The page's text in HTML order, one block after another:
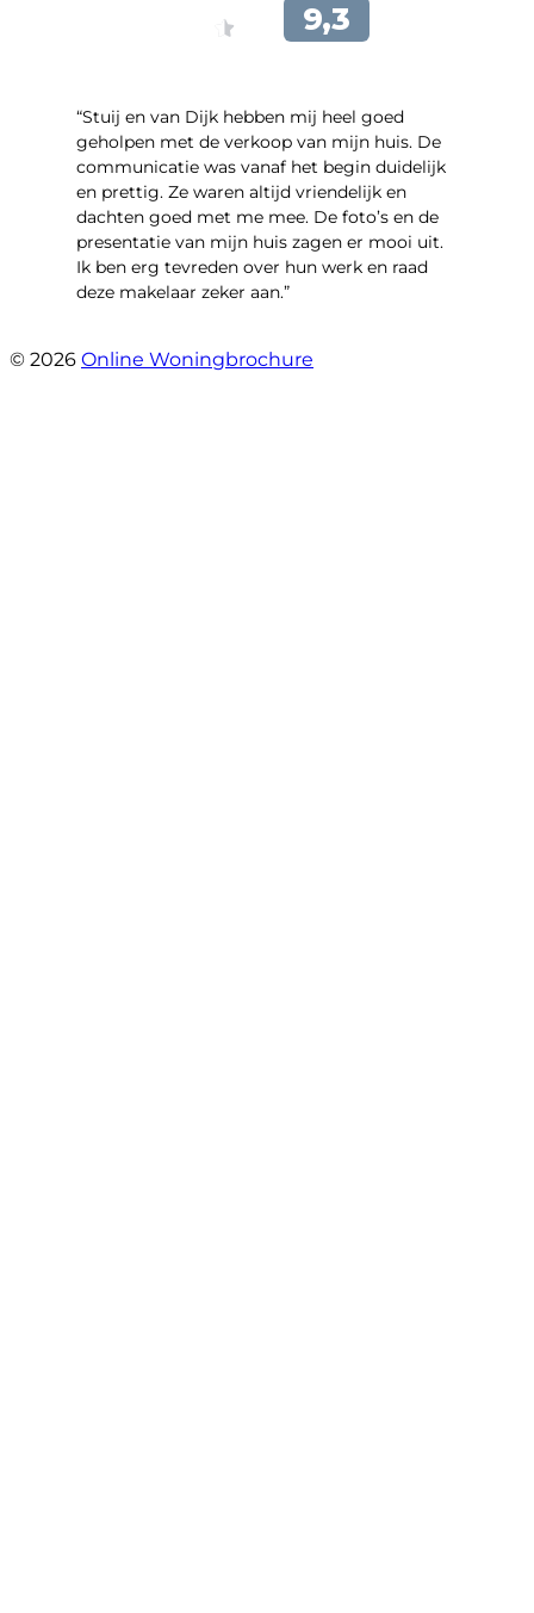
“Stuij en van Dijk hebben mij heel goed
geholpen met de verkoop van mijn huis. De
communicatie was vanaf het begin duidelijk
en prettig. Ze waren altijd vriendelijk en
dachten goed met me mee. De foto’s en de
presentatie van mijn huis zagen er mooi uit.
Ik ben erg tevreden over hun werk en raad
deze makelaar zeker aan.”
© 2026 Online Woningbrochure